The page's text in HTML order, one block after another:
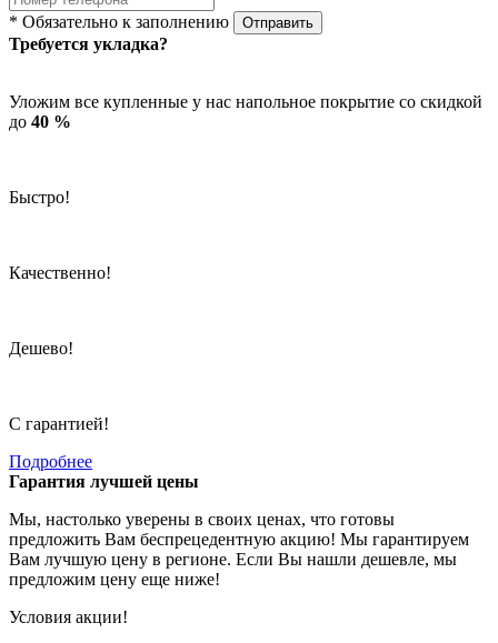
* Обязательно к заполнению Отправить
Требуется укладка?
Уложим все купленные у нас напольное покрытие со скидкой
до 40 %
Быстро!
Качественно!
Дешево!
С гарантией!
Подробнее
Гарантия лучшей цены
Мы, настолько уверены в своих ценах, что готовы
предложить Вам беспрецедентную акцию! Мы гарантируем
Вам лучшую цену в регионе. Если Вы нашли дешевле, мы
предложим цену еще ниже!
Условия акции!